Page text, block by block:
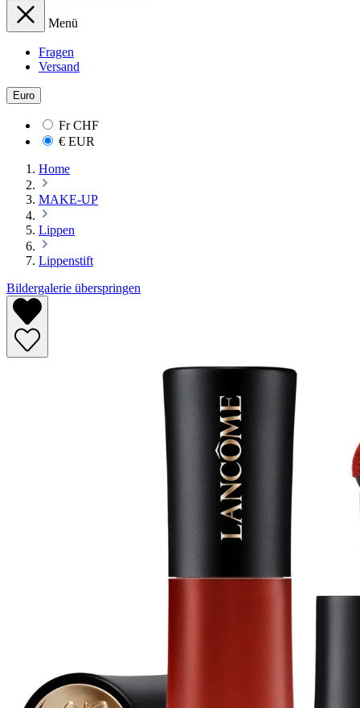
Menü
Fragen
Versand
Euro
FrCHF
€ EUR
Home
MAKE-UP
Lippen
Lippenstift
Bildergalerie überspringen